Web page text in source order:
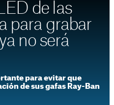
de las
para grabar
no será
para evitar que
de sus gafas Ray-Ban